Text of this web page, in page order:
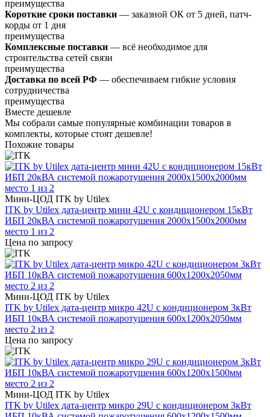
преимущества
Короткие сроки поставки — заказной ОК от 5 дней, патч-
корды от 1 дня
преимущества
Комплексные поставки — всё необходимое для
строительства сетей связи
преимущества
Доставка по всей РФ — обеспечиваем гибкие условия
сотрудничества
преимущества
Вместе дешевле
Мы собрали самые популярные комбинации товаров в
комплекты, которые стоят дешевле!
Похожие товары
Мини-ЦОД ITK by Utilex
ITK by Utilex дата-центр мини 42U с кондиционером 15кВт
ИБП 20кВА системой пожаротушения 2000х1500х2000мм
место 1 из 2
Цена по запросу
Мини-ЦОД ITK by Utilex
ITK by Utilex дата-центр микро 42U с кондиционером 3кВт
ИБП 10кВА системой пожаротушения 600х1200х2050мм
место 2 из 2
Цена по запросу
Мини-ЦОД ITK by Utilex
ITK by Utilex дата-центр микро 29U с кондиционером 3кВт